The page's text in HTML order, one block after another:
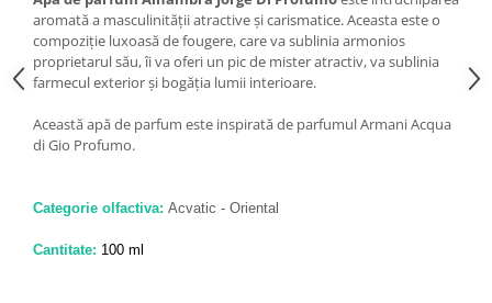
aromată a masculinității atractive și carismatice. Aceasta este o
compoziție luxoasă de fougere, care va sublinia armonios
proprietarul său, îi va oferi un pic de mister atractiv, va sublinia
farmecul exterior și bogăția lumii interioare.
Această apă de parfum este inspirată de parfumul Armani Acqua
di Gio Profumo.
Categorie olfactiva: Acvatic - Oriental
Cantitate: 100 ml